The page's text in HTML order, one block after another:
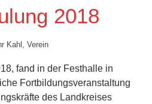
2018
Kahl , Verein
fand in der Festhalle in
Fortbildungsveranstaltung
des Landkreises